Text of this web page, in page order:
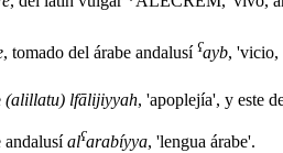
, tomado del árabe andalusí ʕayb, 'vicio,
(alillatu) lfālijiyyah, 'apoplejía', y este
andalusíalʕarabíyya, 'lengua árabe'.